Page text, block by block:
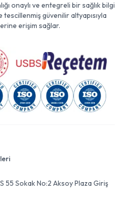
onaylı ve entegreli bir sağlık bilgi
güvenilir altyapısıyla
erişim sağlar.
55 Sokak No:2 Aksoy Plaza Giriş